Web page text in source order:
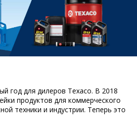
год для дилеров Texaco. В 2018
продуктов для коммерческого
техники и индустрии. Теперь это